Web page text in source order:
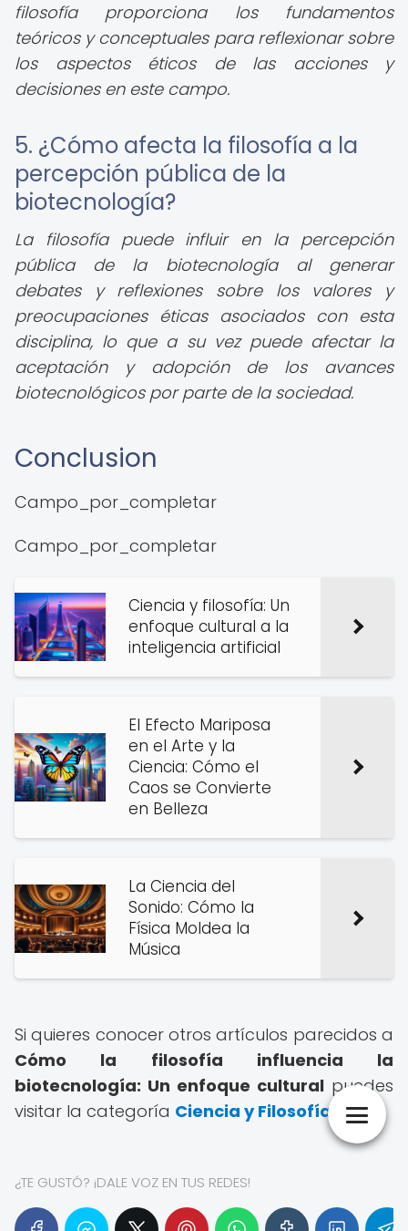
filosofía proporciona los fundamentos
teóricos y conceptuales para reflexionar sobre
los aspectos éticos de las acciones y
decisiones en este campo.
5. ¿Cómo afecta la filosofía a la
percepción pública de la
biotecnología?
La filosofía puede influir en la percepción
pública de la biotecnología al generar
debates y reflexiones sobre los valores y
preocupaciones éticas asociados con esta
disciplina, lo que a su vez puede afectar la
aceptación y adopción de los avances
biotecnológicos por parte de la sociedad.
Conclusion
Campo_por_completar
Campo_por_completar
Ciencia y filosofía: Un
enfoque cultural a la
inteligencia artificial
El Efecto Mariposa
en el Arte y la
Ciencia: Cómo el
Caos se Convierte
en Belleza
La Ciencia del
Sonido: Cómo la
Física Moldea la
Música
Si quieres conocer otros artículos parecidos a
Cómo la filosofía influencia la
biotecnología: Un enfoque cultural puedes
visitar la categoría Ciencia y Filosofía
¿TE GUSTÓ? ¡DALE VOZ EN TUS REDES!